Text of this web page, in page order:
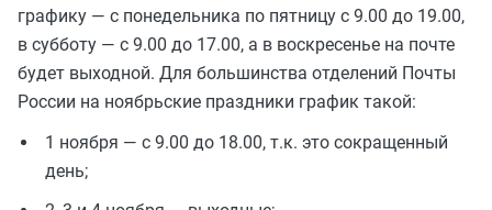
графику — с понедельника по пятницу с 9.00 до 19.00,
в субботу — с 9.00 до 17.00, а в воскресенье на почте
будет выходной. Для большинства отделений Почты
России на ноябрьские праздники график такой:
1 ноября — с 9.00 до 18.00, т.к. это сокращенный
день;